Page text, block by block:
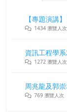
1434 瀏覽人次
資訊工程學
1272 瀏覽人次
769 瀏覽人次